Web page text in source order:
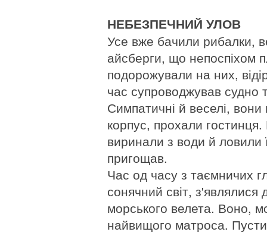
НЕБЕЗПЕЧНИЙ УЛОВ
Усе вже бачили рибалки,
айсберги, що непоспіхом
подорожували на них,
час супроводжував судно
Симпатичні й веселі,
корпус, прохали
виринали з води й ловили
пригощав.
Час од часу з таємничих
сонячний світ, з'являлися
морського велета. Воно,
найвищого матроса.